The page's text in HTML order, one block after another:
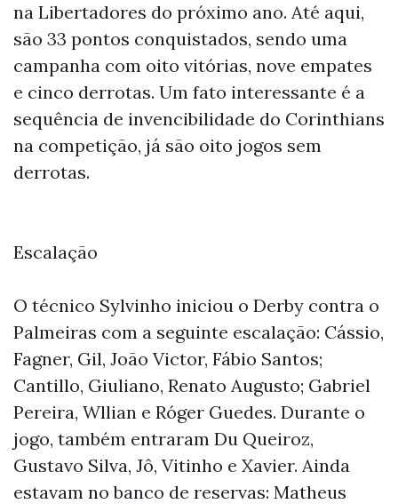
na Libertadores do próximo ano. Até aqui,
são 33 pontos conquistados, sendo uma
campanha com oito vitórias, nove empates
e cinco derrotas. Um fato interessante é a
sequência de invencibilidade do Corinthians
na competição, já são oito jogos sem
derrotas.
Escalação
O técnico Sylvinho iniciou o Derby contra o
Palmeiras com a seguinte escalação: Cássio,
Fagner, Gil, João Victor, Fábio Santos;
Cantillo, Giuliano, Renato Augusto; Gabriel
Pereira, Wllian e Róger Guedes. Durante o
jogo, também entraram Du Queiroz,
Gustavo Silva, Jô, Vitinho e Xavier. Ainda
estavam no banco de reservas: Matheus